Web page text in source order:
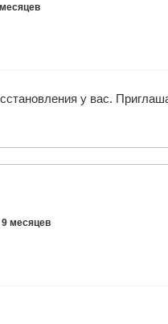
у вас.
9 месяцев